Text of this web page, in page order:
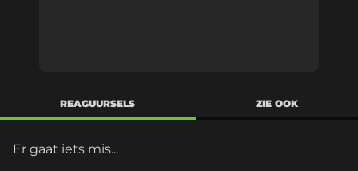
REAGUURSELS ZIE OOK
Er gaat iets mis...